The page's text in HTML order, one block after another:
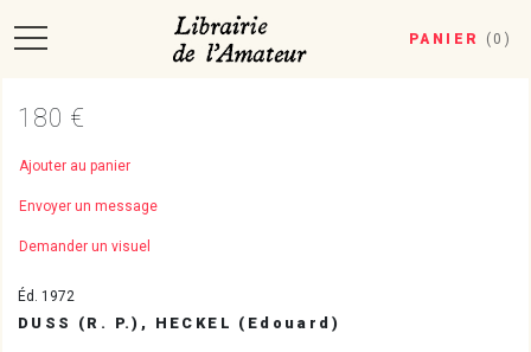
PANIER ( 0 )
180 €
Ajouter au panier
Envoyer un message
Demander un visuel
Éd. 1972
DUSS (R. P.), HECKEL (Edouard)